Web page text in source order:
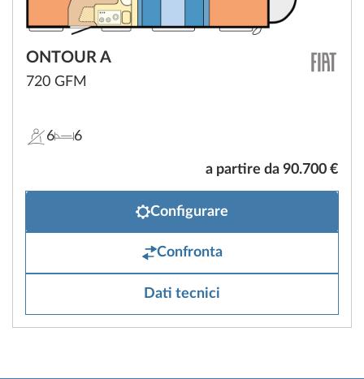
ONTOUR A
720 GFM
6 6
a partire da 90.700 €
Configurare
Confronta
Dati tecnici